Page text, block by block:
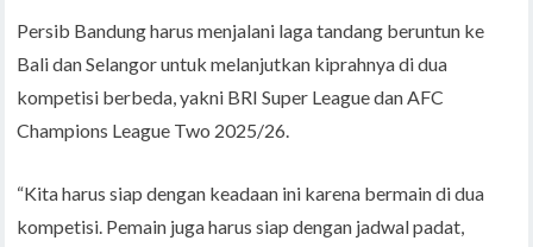
Persib Bandung harus menjalani laga tandang beruntun ke
Bali dan Selangor untuk melanjutkan kiprahnya di dua
kompetisi berbeda, yakni BRI Super League dan AFC
Champions League Two 2025/26.
“Kita harus siap dengan keadaan ini karena bermain di dua
kompetisi. Pemain juga harus siap dengan jadwal padat,